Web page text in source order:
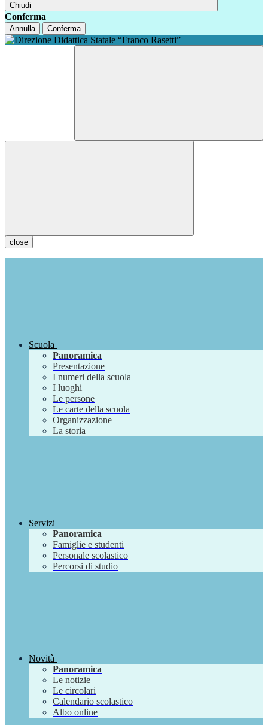
Chiudi
Conferma
Annulla Conferma
close
Scuola
Panoramica
Presentazione
I numeri della scuola
I luoghi
Le persone
Le carte della scuola
Organizzazione
La storia
Servizi
Panoramica
Famiglie e studenti
Personale scolastico
Percorsi di studio
Novità
Panoramica
Le notizie
Le circolari
Calendario scolastico
Albo online